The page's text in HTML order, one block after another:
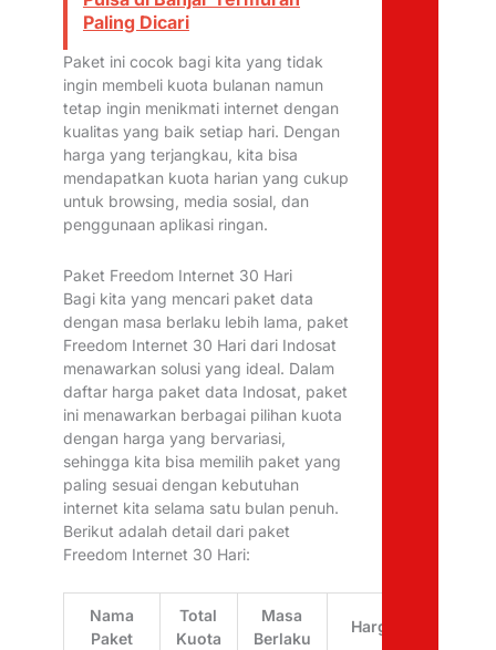
Paling Dicari
Paket ini cocok bagi kita yang tidak
ingin membeli kuota bulanan namun
tetap ingin menikmati internet dengan
kualitas yang baik setiap hari. Dengan
harga yang terjangkau, kita bisa
mendapatkan kuota harian yang cukup
untuk browsing, media sosial, dan
penggunaan aplikasi ringan.
Paket Freedom Internet 30 Hari
Bagi kita yang mencari paket data
dengan masa berlaku lebih lama, paket
Freedom Internet 30 Hari dari Indosat
menawarkan solusi yang ideal. Dalam
daftar harga paket data Indosat, paket
ini menawarkan berbagai pilihan kuota
dengan harga yang bervariasi,
sehingga kita bisa memilih paket yang
paling sesuai dengan kebutuhan
internet kita selama satu bulan penuh.
Berikut adalah detail dari paket
Freedom Internet 30 Hari:
Nama
Paket
Total
Kuota
Masa
Berlaku
Harga